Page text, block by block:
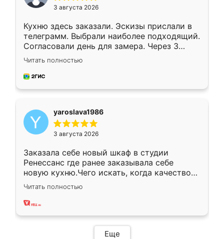
3 августа 2026
Кухню здесь заказали. Эскизы прислали в
телеграмм. Выбрали наиболее подходящий.
Согласовали день для замера. Через 3
недели кухня была уже готова. Остались
довольны работой. Спасибо Ренессанс
мебель за качественную работу!
Читать полностью
yaroslava1986
3 августа 2026
Заказала себе новый шкаф в студии
Ренессанс где ранее заказывала себе
новую кухню.Чего искать, когда качеством
вполне довольна. Служит кухня уже почти
два года, нареканий нет.
Читать полностью
Еще